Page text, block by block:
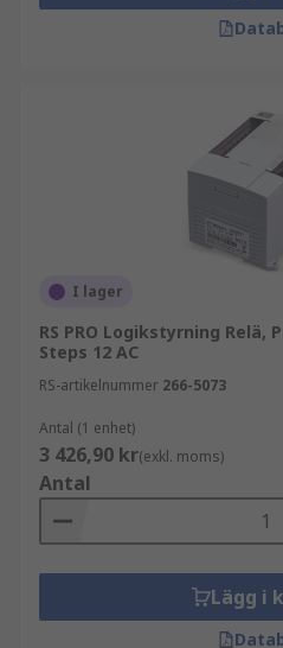
I lager
RS PRO Logikstyrning Relä,
Steps 12 AC
RS-artikelnummer 266-5073
Antal (1 enhet)
3 426,90 kr(exkl. moms)
Antal
Lägg i